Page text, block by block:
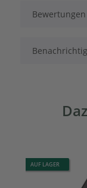
Bewertungen
AUF LAGER